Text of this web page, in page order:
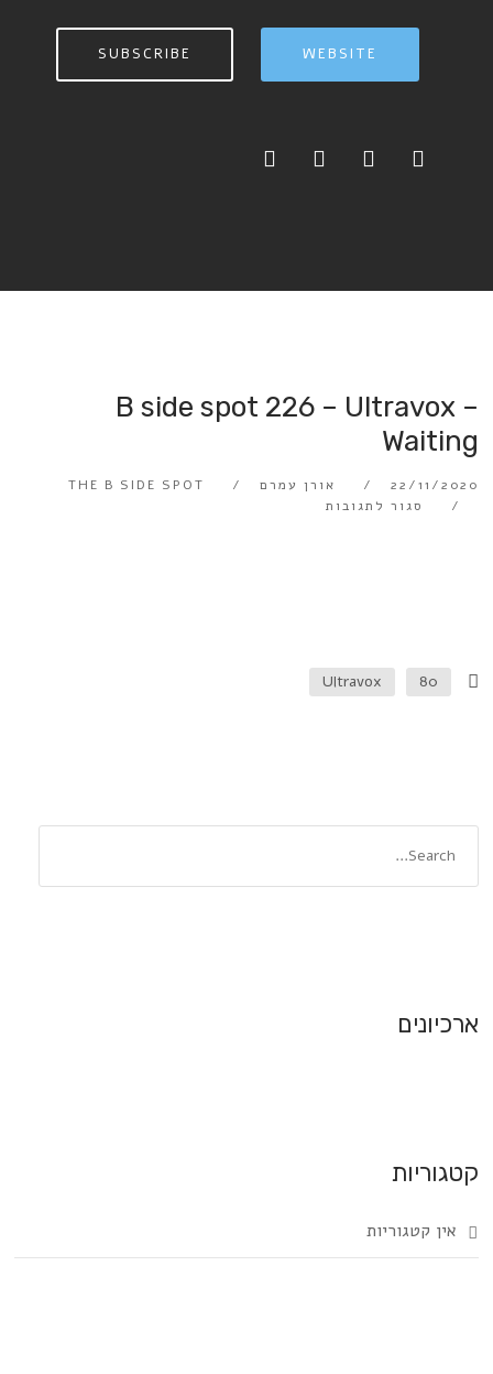
WEBSITE
SUBSCRIBE
B side spot 226 – Ultravox –
Waiting
22/11/2020 אורן עמרם
THE B SIDE SPOT
סגור לתגובות
80
Ultravox
ארכיונים
קטגוריות
אין קטגוריות